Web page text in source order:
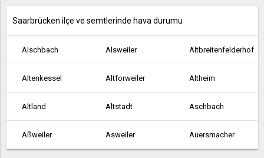
Saarbrücken ilçe ve semtlerinde hava durumu
Alschbach Alsweiler Altbreitenfelderhof
Altenkessel Altforweiler Altheim
Altland Altstadt Aschbach
Aßweiler Asweiler Auersmacher